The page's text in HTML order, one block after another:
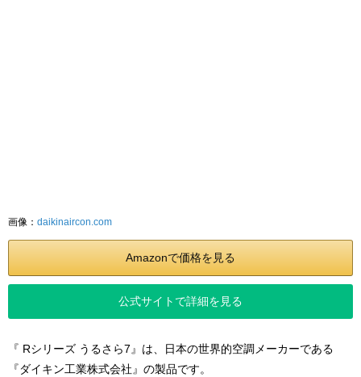
画像： daikinaircon.com
Amazonで価格を見る
公式サイトで詳細を見る
『 Rシリーズ うるさら7』は、日本の世界的空調メーカーである
『ダイキン工業株式会社』の製品です。